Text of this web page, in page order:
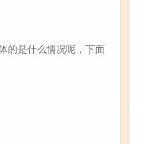
的是什么情况呢，下面